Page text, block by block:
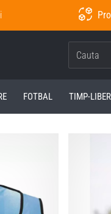
FOTBAL TIMP-LIBER